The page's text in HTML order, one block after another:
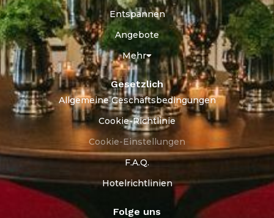
Entspannen
Angebote
Mehr
Gesetzlich
Allgemeine Geschäftsbedingungen
Cookie-Richtlinie
Cookie-Einstellungen
F.A.Q.
Hotelrichtlinien
Folge uns